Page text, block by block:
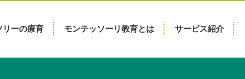
リーの療育 モンテッソーリ教育とは サービス紹介